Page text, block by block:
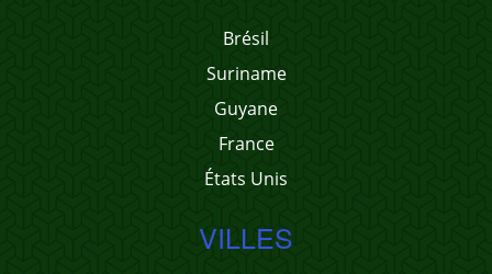
Brésil
Suriname
Guyane
France
États Unis
VILLES